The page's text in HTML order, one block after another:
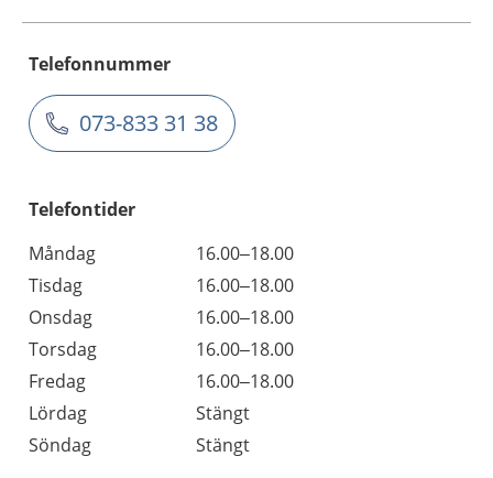
Telefonnummer
073-833 31 38
Telefontider
Måndag
16.00–18.00
Tisdag
16.00–18.00
Onsdag
16.00–18.00
Torsdag
16.00–18.00
Fredag
16.00–18.00
Lördag
Stängt
Söndag
Stängt